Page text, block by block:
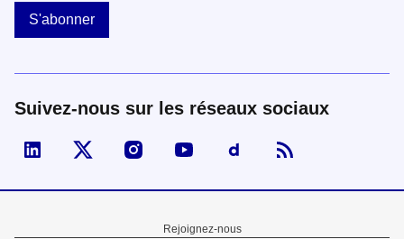
S'abonner
Suivez-nous sur les réseaux sociaux
Visiter la page Linked In de fonction publique
Visiter la page X de fonction publique
Visiter la page Instagram de fonction
Visiter la page You Tube de
Visiter la page
Rejoignez-nous